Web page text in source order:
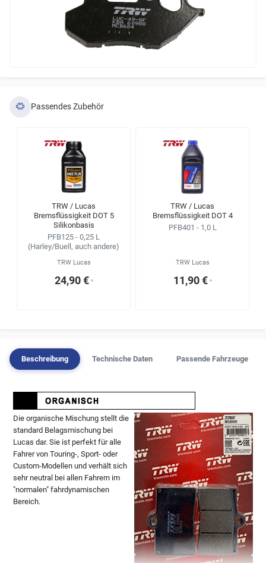
Passendes Zubehör
TRW / Lucas
Bremsflüssigkeit DOT 5
Silikonbasis
PFB125 - 0,25 L
(Harley/Buell, auch andere)
TRW Lucas
24,90 € ¹
TRW / Lucas
Bremsflüssigkeit DOT 4
PFB401 - 1,0 L
TRW Lucas
11,90 € ¹
Beschreibung Technische Daten Passende Fahrzeuge
Die organische Mischung stellt die
standard Belagsmischung bei
Lucas dar. Sie ist perfekt für alle
Fahrer von Touring-, Sport- oder
Custom-Modellen und verhält sich
sehr neutral bei allen Fahrern im
"normalen" fahrdynamischen
Bereich.